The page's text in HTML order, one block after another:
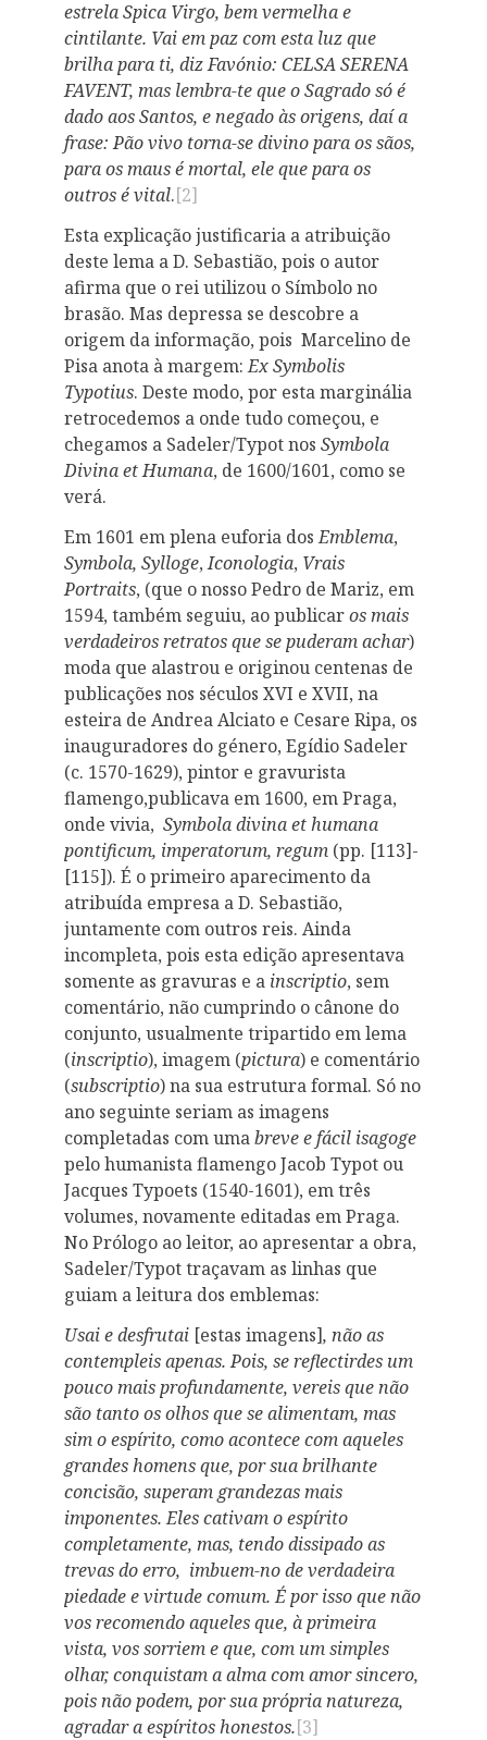
estrela Spica Virgo, bem vermelha e
cintilante. Vai em paz com esta luz que
brilha para ti, diz Favónio: CELSA SERENA
FAVENT, mas lembra-te que o Sagrado só é
dado aos Santos, e negado às origens, daí a
frase: Pão vivo torna-se divino para os sãos,
para os maus é mortal, ele que para os
outros é vital.[2]
Esta explicação justificaria a atribuição
deste lema a D. Sebastião, pois o autor
afirma que o rei utilizou o Símbolo no
brasão. Mas depressa se descobre a
origem da informação, pois Marcelino de
Pisa anota à margem:Ex Symbolis
Typotius. Deste modo, por esta marginália
retrocedemos a onde tudo começou, e
chegamos a Sadeler/Typot nosSymbola
Divina et Humana, de 1600/1601, como se
verá.
Em 1601 em plena euforia dosEmblema,
Symbola, Sylloge,Iconologia, Vrais
Portraits, (que o nosso Pedro de Mariz, em
1594, também seguiu, ao publicaros mais
verdadeiros retratos que se puderam achar)
moda que alastrou e originou centenas de
publicações nos séculos XVI e XVII, na
esteira de Andrea Alciato e Cesare Ripa, os
inauguradores do género, Egídio Sadeler
(c. 1570-1629), pintor e gravurista
flamengo,publicava em 1600, em Praga,
onde vivia,Symbola divina et humana
pontificum, imperatorum, regum (pp. [113]-
[115]). É o primeiro aparecimento da
atribuída empresa a D. Sebastião,
juntamente com outros reis. Ainda
incompleta, pois esta edição apresentava
somente as gravuras e a inscriptio, sem
comentário, não cumprindo o cânone do
conjunto, usualmente tripartido em lema
(inscriptio), imagem (pictura) e comentário
(subscriptio) na sua estrutura formal. Só no
ano seguinte seriam as imagens
completadas com umabreve e fácil isagoge
pelo humanista flamengo Jacob Typot ou
Jacques Typoets (1540-1601), em três
volumes, novamente editadas em Praga.
No Prólogo ao leitor, ao apresentar a obra,
Sadeler/Typot traçavam as linhas que
guiam a leitura dos emblemas:
Usai e desfrutai [estas imagens], não as
contempleis apenas. Pois, se reflectirdes um
pouco mais profundamente, vereis que não
são tanto os olhos que se alimentam, mas
sim o espírito, como acontece com aqueles
grandes homens que, por sua brilhante
concisão, superam grandezas mais
imponentes. Eles cativam o espírito
completamente, mas, tendo dissipado as
trevas do erro, imbuem-no de verdadeira
piedade e virtude comum. É por isso que não
vos recomendo aqueles que, à primeira
vista, vos sorriem e que, com um simples
olhar, conquistam a alma com amor sincero,
pois não podem, por sua própria natureza,
agradar a espíritos honestos.[3]